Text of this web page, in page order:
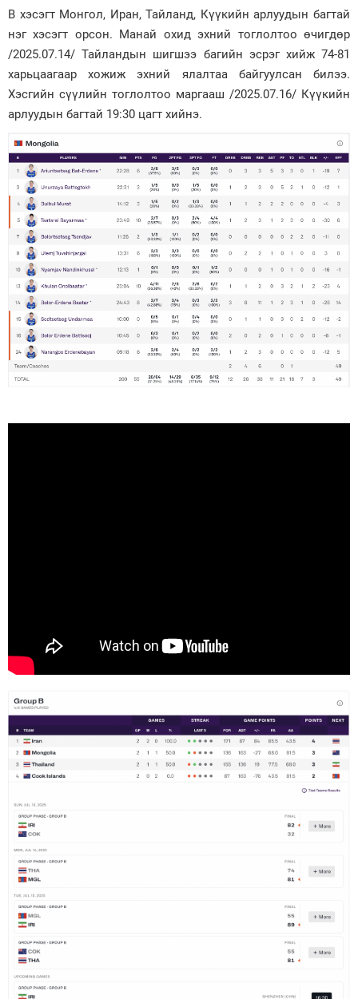
В хэсэгт Монгол, Иран, Тайланд, Күүкийн арлуудын багтай
нэг хэсэгт орсон. Манай охид эхний тоглолтоо өчигдөр
/2025.07.14/ Тайландын шигшээ багийн эсрэг хийж 74-81
харьцаагаар хожиж эхний ялалтаа байгуулсан билээ.
Хэсгийн сүүлийн тоглолтоо маргааш /2025.07.16/ Күүкийн
арлуудын багтай 19:30 цагт хийнэ.